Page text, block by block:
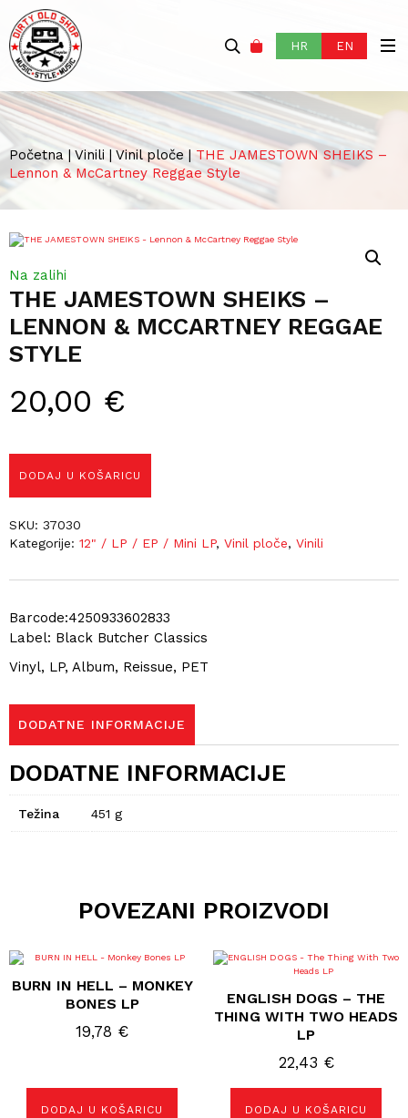
HR EN
Početna | Vinili | Vinil ploče|THE JAMESTOWN SHEIKS –
Lennon & McCartney Reggae Style
THE JAMESTOWN SHEIKS –
LENNON & MCCARTNEY REGGAE
STYLE
20,00 €
Barcode:4250933602833
Label: Black Butcher Classics
Vinyl, LP, Album, Reissue, PET
Na zalihi
DODAJ U KOŠARICU
SKU: 37030
Kategorije: 12" / LP / EP / Mini LP, Vinil ploče, Vinili
DODATNE INFORMACIJE
DODATNE INFORMACIJE
Težina 451 g
POVEZANI PROIZVODI
BURN IN HELL – MONKEY
BONES LP
19,78 €
DODAJ U KOŠARICU
ENGLISH DOGS – THE
THING WITH TWO HEADS
LP
22,43 €
DODAJ U KOŠARICU